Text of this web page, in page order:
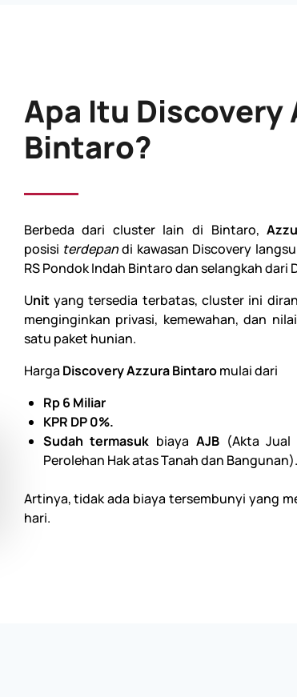
Apa Itu Discovery
Bintaro?
Berbeda dari cluster lain di Bintaro,
posisi terdepandi kawasan Discovery
RS Pondok Indah Bintaro dan selangkah dari
Unityang tersedia terbatas, cluster ini
menginginkan privasi, kemewahan, dan
satu paket hunian.
Harga Discovery Azzura Bintaromulai dari
Rp 6 Miliar
KPR DP 0%.
Sudah termasuk biaya AJB(Akta Jual
Perolehan Hak atas Tanah dan Bangunan).
Artinya, tidak ada biaya tersembunyi yang
hari.